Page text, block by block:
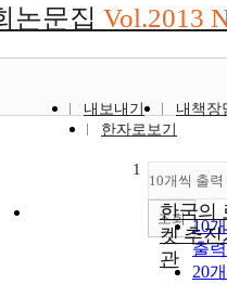
논문집 Vol.2013
내보내기
내책장
한자로보기
10개씩 출력
10
출력
20
조회
1
한국의
켓 추진
관